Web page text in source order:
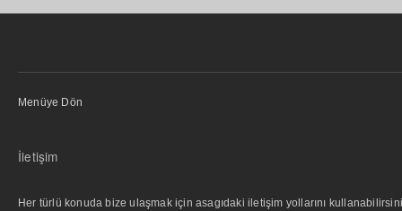
Menüye Dön
İletişim
Her türlü konuda bize ulaşmak için asagıdaki iletişim yollarını